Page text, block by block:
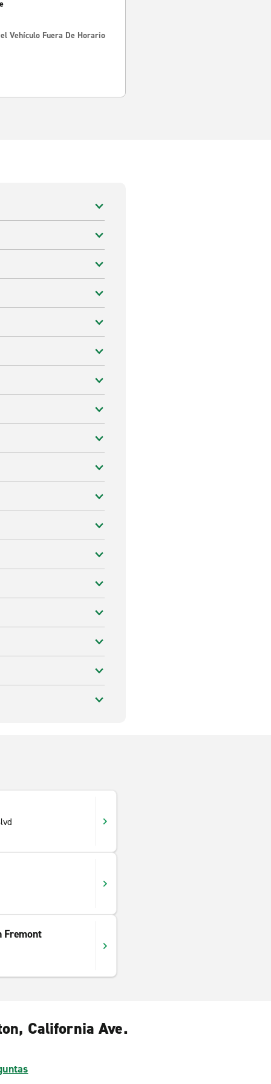
Vehículo Fuera De Horario
Fremont
California Ave.